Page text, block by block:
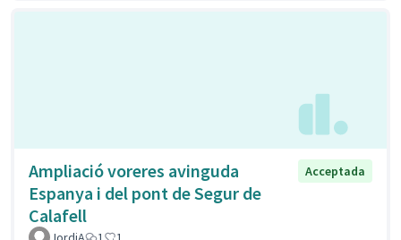
Ampliació voreres avinguda
Espanya i del pont de Segur de
Calafell
Acceptada